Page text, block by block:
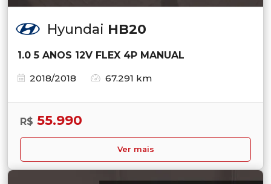
Hyundai HB20
1.0 5 ANOS 12V FLEX 4P MANUAL
2018/2018
67.291 km
R$ 55.990
Ver mais